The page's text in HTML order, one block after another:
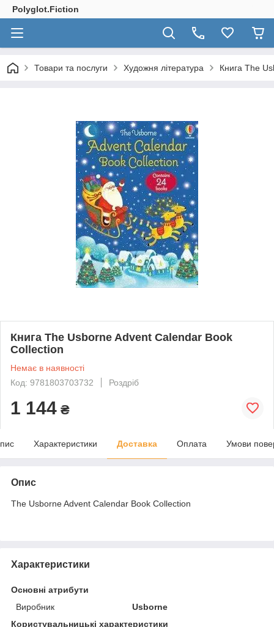
Polyglot.Fiction
Товари та послуги Художня література Книга The
Книга The Usborne Advent Calendar Book
Collection
Немає в наявності
Код: 9781803703732
Роздріб
1 144 ₴
Характеристики Доставка Оплата Умови
Опис
The Usborne Advent Calendar Book Collection
Характеристики
Основні атрибути
Виробник
Usborne
Користувальницькі характеристики